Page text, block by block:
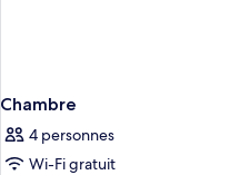
Chambre
4 personnes
Wi-Fi gratuit